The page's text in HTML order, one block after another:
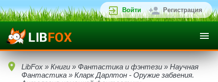
Войти Регистрация
LibFox » Книги » Фантастика и фэнтези » Научная
Фантастика » Кларк Дарлтон - Оружие забвения.